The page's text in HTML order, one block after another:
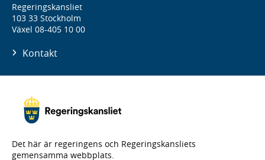
Regeringskansliet
103 33 Stockholm
Växel 08-405 10 00
Kontakt
Det här är regeringens och Regeringskansliets
gemensamma webbplats.